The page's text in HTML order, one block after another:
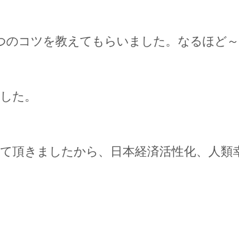
コツを教えてもらいました。なるほど～
た。
頂きましたから、日本経済活性化、人類